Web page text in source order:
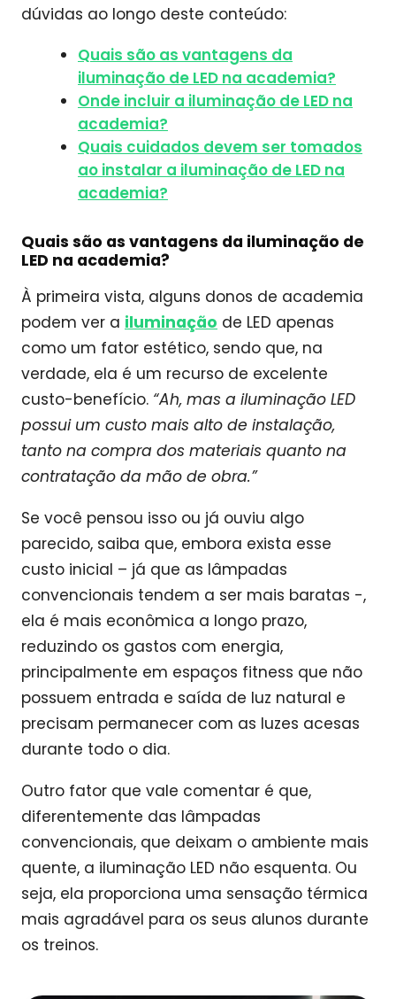
dúvidas ao longo deste conteúdo:
Quais são as vantagens da
iluminação de LED na academia?
Onde incluir a iluminação de LED na
academia?
Quais cuidados devem ser tomados
ao instalar a iluminação de LED na
academia?
Quais são as vantagens da iluminação de
LED na academia?
À primeira vista, alguns donos de academia
podem ver a iluminação de LED apenas
como um fator estético, sendo que, na
verdade, ela é um recurso de excelente
custo-benefício. “Ah, mas a iluminação LED
possui um custo mais alto de instalação,
tanto na compra dos materiais quanto na
contratação da mão de obra.”
Se você pensou isso ou já ouviu algo
parecido, saiba que, embora exista esse
custo inicial – já que as lâmpadas
convencionais tendem a ser mais baratas -,
ela é mais econômica a longo prazo,
reduzindo os gastos com energia,
principalmente em espaços fitness que não
possuem entrada e saída de luz natural e
precisam permanecer com as luzes acesas
durante todo o dia.
Outro fator que vale comentar é que,
diferentemente das lâmpadas
convencionais, que deixam o ambiente mais
quente, a iluminação LED não esquenta. Ou
seja, ela proporciona uma sensação térmica
mais agradável para os seus alunos durante
os treinos.